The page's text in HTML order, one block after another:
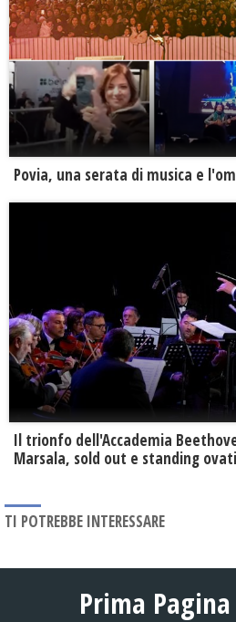
Povia, una serata di musica e
Il trionfo dell'Accademia
Marsala, sold out e standing
TI POTREBBE INTERESSARE
Prima